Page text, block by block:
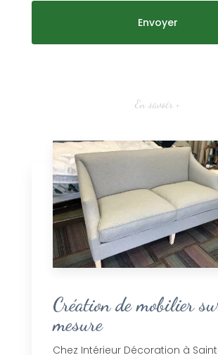
En savoir +
Création de mobilier
mesure
Chez Intérieur Décoration à